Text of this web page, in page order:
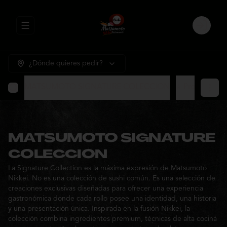
Abrir menu de navegación Login
¿Dónde quieres pedir?
MATSUMOTO SIGNATURE
COLECCION
La Signature Collection es la máxima expresión de Matsumoto
Nikkei. No es una colección de sushi común. Es una selección de
creaciones exclusivas diseñadas para ofrecer una experiencia
gastronómica donde cada rollo posee una identidad, una historia
y una presentación única. Inspirada en la fusión Nikkei, la
colección combina ingredientes premium, técnicas de alta cocina